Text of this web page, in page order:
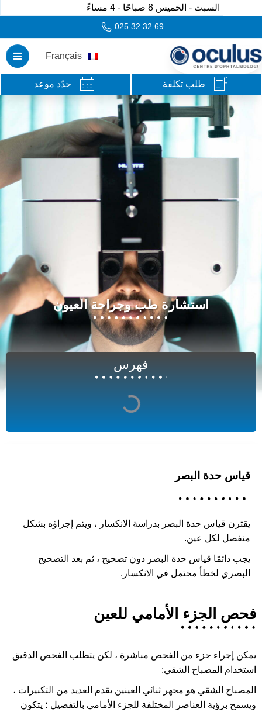
السبت - الخميس 8 صباحًا - 4 مساءً
025 32 32 69
Français
طلب تكلفة حدّد موعد
استشارة طب وجراحة العيون
فهرس
قياس حدة البصر
يقترن قياس حدة البصر بدراسة الانكسار ، ويتم إجراؤه بشكل
منفصل لكل عين.
يجب دائمًا قياس حدة البصر دون تصحيح ، ثم بعد التصحيح
البصري لخطأ محتمل في الانكسار.
فحص الجزء الأمامي للعين
يمكن إجراء جزء من الفحص مباشرة ، لكن يتطلب الفحص الدقيق
استخدام المصباح الشقي:
المصباح الشقي هو مجهر ثنائي العينين يقدم العديد من التكبيرات ،
ويسمح برؤية العناصر المختلفة للجزء الأمامي بالتفصيل ؛ يتكون